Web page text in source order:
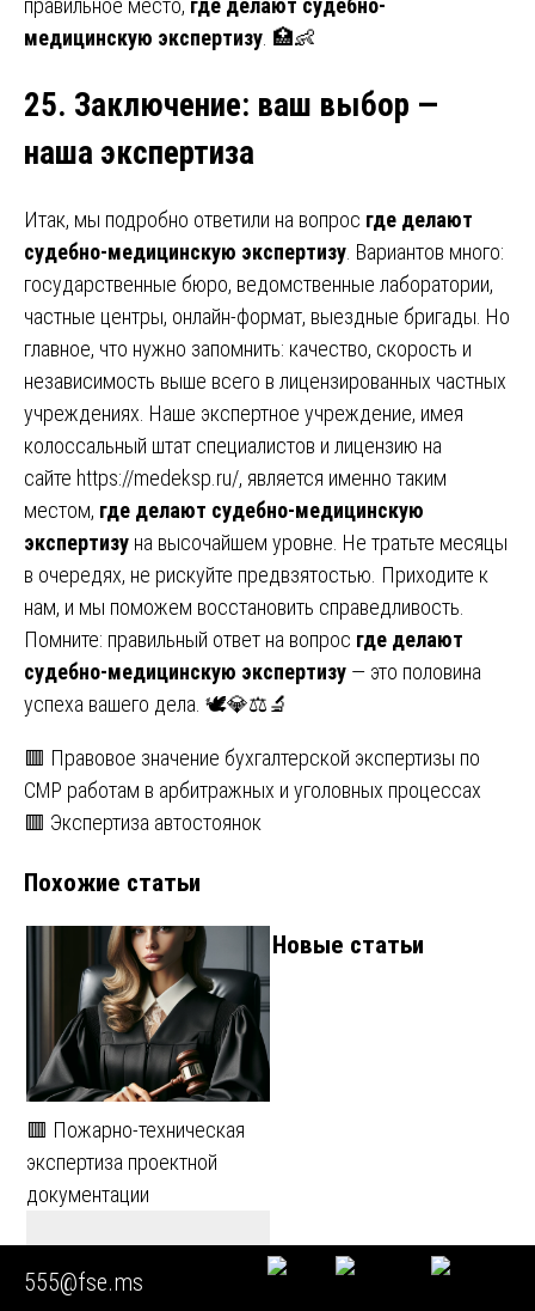
правильное место, где делают судебно-
медицинскую экспертизу. 🏥👶
25. Заключение: ваш выбор —
наша экспертиза
Итак, мы подробно ответили на вопрос где делают
судебно-медицинскую экспертизу . Вариантов много:
государственные бюро, ведомственные лаборатории,
частные центры, онлайн-формат, выездные бригады. Но
главное, что нужно запомнить: качество, скорость и
независимость выше всего в лицензированных частных
учреждениях. Наше экспертное учреждение, имея
колоссальный штат специалистов и лицензию на
сайте https://medeksp.ru/, является именно таким
местом, где делают судебно-медицинскую
экспертизу на высочайшем уровне. Не тратьте месяцы
в очередях, не рискуйте предвзятостью. Приходите к
нам, и мы поможем восстановить справедливость.
Помните: правильный ответ на вопрос где делают
судебно-медицинскую экспертизу — это половина
успеха вашего дела. 🕊️💎⚖️🔬
Навигация
по
🟥 Правовое значение бухгалтерской экспертизы по
СМР работам в арбитражных и уголовных процессах
🟥 Экспертиза автостоянок
Похожие статьи
🟥 Пожарно-техническая
экспертиза проектной
документации
Новые статьи
555@fse.ms